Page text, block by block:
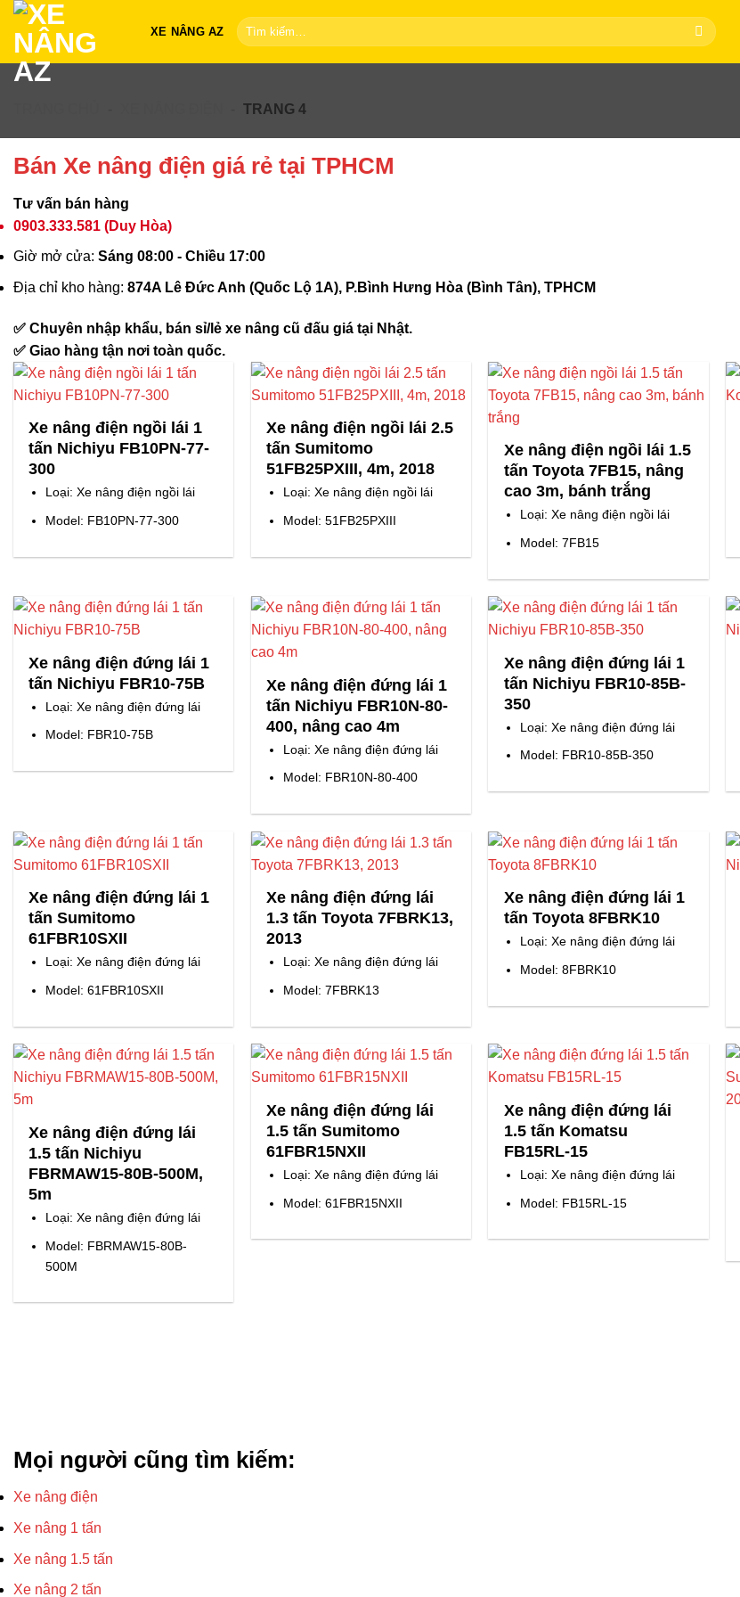
Bỏ
qua
nội
dung
XE NÂNG AZ
Tìm
kiếm:
TRANG 4
Bán Xe nâng điện giá rẻ tại TPHCM
Tư vấn bán hàng
0903.333.581 (Duy Hòa)
Giờ mở cửa: Sáng 08:00 - Chiều 17:00
Địa chỉ kho hàng: 874A Lê Đức Anh (Quốc Lộ 1A), P.Bình Hưng Hòa (Bình Tân), TPHCM
✅ Chuyên nhập khẩu, bán sỉ/lẻ xe nâng cũ đấu giá tại Nhật.
✅ Giao hàng tận nơi toàn quốc.
Xe nâng điện ngồi lái 1
tấn Nichiyu FB10PN-77-
300
Loại: Xe nâng điện ngồi lái
Model: FB10PN-77-300
Xe nâng điện ngồi lái 2.5
tấn Sumitomo
51FB25PXIII, 4m, 2018
Loại: Xe nâng điện ngồi lái
Model: 51FB25PXIII
Xe nâng điện ngồi lái 1.5
tấn Toyota 7FB15, nâng
cao 3m, bánh trắng
Loại: Xe nâng điện ngồi lái
Model: 7FB15
Xe nâng điện đứng lái 1
tấn Nichiyu FBR10-75B
Loại: Xe nâng điện đứng lái
Model: FBR10-75B
Xe nâng điện đứng lái 1
tấn Nichiyu FBR10N-80-
400, nâng cao 4m
Loại: Xe nâng điện đứng lái
Model: FBR10N-80-400
Xe nâng điện đứng lái 1
tấn Nichiyu FBR10-85B-
350
Loại: Xe nâng điện đứng lái
Model: FBR10-85B-350
Xe nâng điện đứng lái 1
tấn Sumitomo
61FBR10SXII
Loại: Xe nâng điện đứng lái
Model: 61FBR10SXII
Xe nâng điện đứng lái
1.3 tấn Toyota 7FBRK13,
2013
Loại: Xe nâng điện đứng lái
Model: 7FBRK13
Xe nâng điện đứng lái 1
tấn Toyota 8FBRK10
Loại: Xe nâng điện đứng lái
Model: 8FBRK10
Xe nâng điện đứng lái
1.5 tấn Nichiyu
FBRMAW15-80B-500M,
5m
Loại: Xe nâng điện đứng lái
Model: FBRMAW15-80B-
500M
Xe nâng điện đứng lái
1.5 tấn Sumitomo
61FBR15NXII
Loại: Xe nâng điện đứng lái
Model: 61FBR15NXII
Xe nâng điện đứng lái
1.5 tấn Komatsu
FB15RL-15
Loại: Xe nâng điện đứng lái
Model: FB15RL-15
Mọi người cũng tìm kiếm:
Xe nâng điện
Xe nâng 1 tấn
Xe nâng 1.5 tấn
Xe nâng 2 tấn